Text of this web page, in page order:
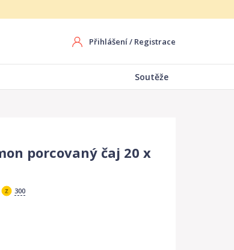
Přihlášení/ Registrace
Soutěže
porcovaný čaj 20 x
300